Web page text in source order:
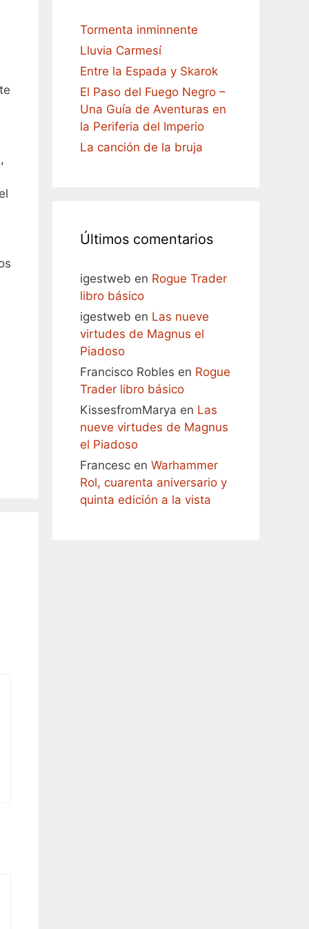
Tormenta inminnente
Lluvia Carmesí
Entre la Espada y Skarok
El Paso del Fuego Negro –
Una Guía de Aventuras en
la Periferia del Imperio
La canción de la bruja
Últimos comentarios
igestweb en Rogue Trader
libro básico
igestweb en Las nueve
virtudes de Magnus el
Piadoso
Francisco Robles en Rogue
Trader libro básico
KissesfromMarya en Las
nueve virtudes de Magnus
el Piadoso
Francesc en Warhammer
Rol, cuarenta aniversario y
quinta edición a la vista